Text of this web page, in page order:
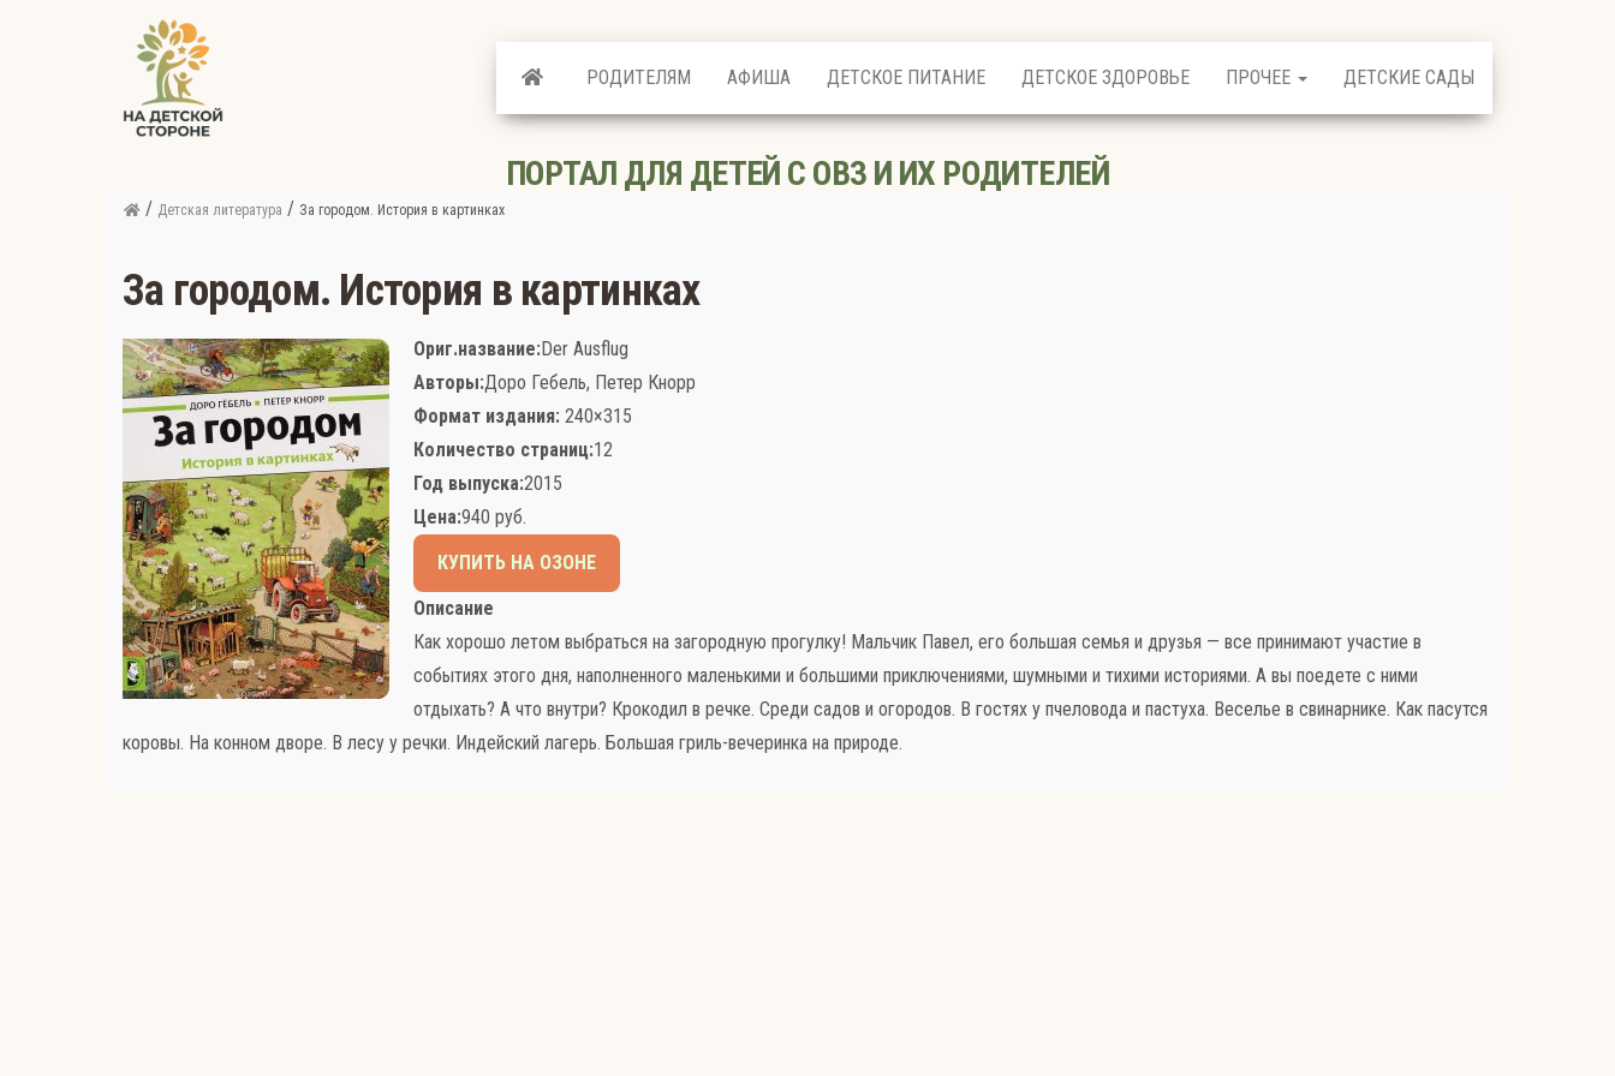
РОДИТЕЛЯМ АФИША ДЕТСКОЕ ПИТАНИЕ ДЕТСКОЕ ЗДОРОВЬЕ ПРОЧЕЕ ДЕТСКИЕ САДЫ
ПОРТАЛ ДЛЯ ДЕТЕЙ С ОВЗ И ИХ РОДИТЕЛЕЙ
/ Детская литература / За городом. История в картинках
За городом. История в картинках
Ориг.название:Der Ausflug
Авторы:Доро Гебель, Петер Кнорр
Формат издания: 240×315
Количество страниц:12
Год выпуска:2015
Цена:940 руб.
КУПИТЬ НА ОЗОНЕ
Описание
Как хорошо летом выбраться на загородную прогулку! Мальчик Павел, его большая семья и друзья — все принимают участие в
событиях этого дня, наполненного маленькими и большими приключениями, шумными и тихими историями. А вы поедете с ними
отдыхать? А что внутри? Крокодил в речке. Среди садов и огородов. В гостях у пчеловода и пастуха. Веселье в свинарнике. Как пасутся
коровы. На конном дворе. В лесу у речки. Индейский лагерь. Большая гриль-вечеринка на природе.